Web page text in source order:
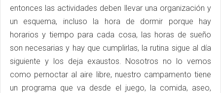
entonces las actividades deben llevar una organización y
un esquema, incluso la hora de dormir porque hay
horarios y tiempo para cada cosa, las horas de sueño
son necesarias y hay que cumplirlas, la rutina sigue al día
siguiente y los deja exaustos. Nosotros no lo vemos
como pernoctar al aire libre, nuestro campamento tiene
un programa que va desde el juego, la comida, aseo,